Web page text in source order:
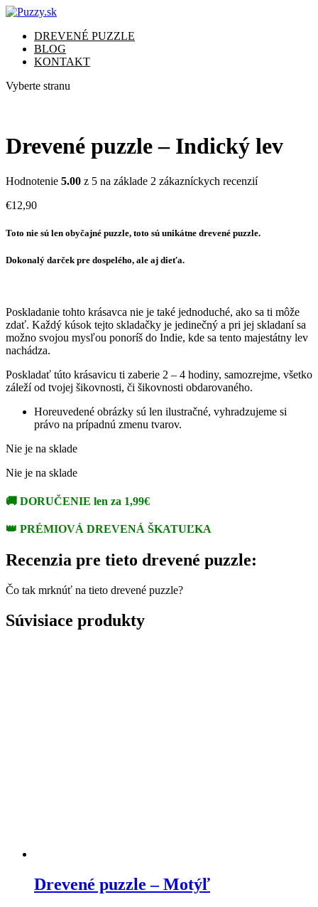
DREVENÉ PUZZLE
BLOG
KONTAKT
Vyberte stranu
Drevené puzzle – Indický lev
Hodnotenie 5.00 z 5 na základe 2 zákazníckych recenzií
€12,90
Toto nie sú len obyčajné puzzle, toto sú unikátne drevené puzzle.
Dokonalý darček pre dospelého, ale aj dieťa.
Poskladanie tohto krásavca nie je také jednoduché, ako sa ti môže
zdať. Každý kúsok tejto skladačky je jedinečný a pri jej skladaní sa
možno svojou mysľou ponoríš do Indie, kde sa tento majestátny lev
nachádza.
Poskladať túto krásavicu ti zaberie 2 – 4 hodiny, samozrejme, všetko
záleží od tvojej šikovnosti, či šikovnosti obdarovaného.
Horeuvedené obrázky sú len ilustračné, vyhradzujeme si
právo na prípadnú zmenu tvarov.
Nie je na sklade
Nie je na sklade
🚚 DORUČENIE len za 1,99€
👑 PRÉMIOVÁ DREVENÁ ŠKATUĽKA
Recenzia pre tieto drevené puzzle:
Čo tak mrknúť na tieto drevené puzzle?
Súvisiace produkty
Drevené puzzle – Motýľ